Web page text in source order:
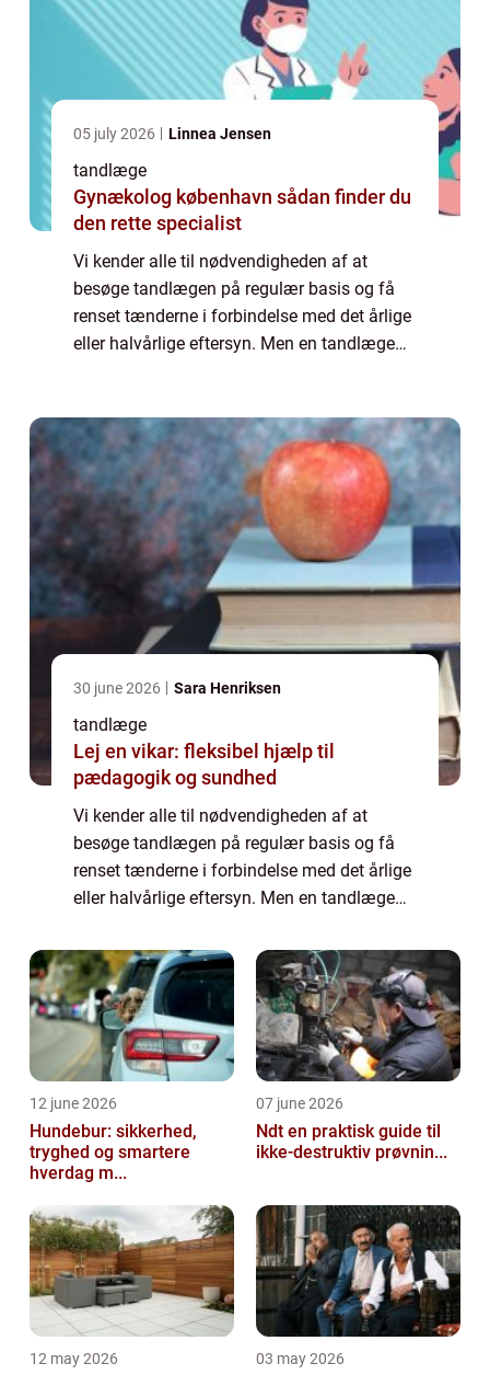
05 july 2026 Linnea Jensen
tandlæge
Gynækolog københavn sådan finder du
den rette specialist
Vi kender alle til nødvendigheden af at
besøge tandlægen på regulær basis og få
renset tænderne i forbindelse med det årlige
eller halvårlige eftersyn. Men en tandlæge
30 june 2026 Sara Henriksen
tandlæge
Lej en vikar: fleksibel hjælp til
pædagogik og sundhed
Vi kender alle til nødvendigheden af at
besøge tandlægen på regulær basis og få
renset tænderne i forbindelse med det årlige
eller halvårlige eftersyn. Men en tandlæge
er for eksempel meget vigtigt at du me...
12 june 2026
Hundebur: sikkerhed,
tryghed og smartere
hverdag m...
07 june 2026
Ndt en praktisk guide til
ikke-destruktiv prøvnin...
12 may 2026 03 may 2026